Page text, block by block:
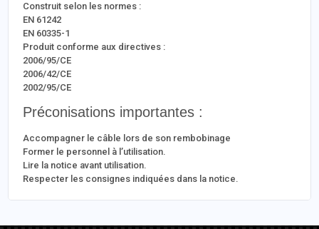
Construit selon les normes :
EN 61242
EN 60335-1
Produit conforme aux directives :
2006/95/CE
2006/42/CE
2002/95/CE
Préconisations importantes :
Accompagner le câble lors de son rembobinage
Former le personnel à l’utilisation.
Lire la notice avant utilisation.
Respecter les consignes indiquées dans la notice.